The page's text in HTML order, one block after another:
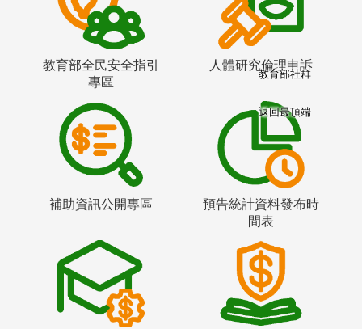
教育部全民安全指引
專區
人體研究倫理申訴
補助資訊公開專區
預告統計資料發布時
間表
教育部社群
返回最頂端